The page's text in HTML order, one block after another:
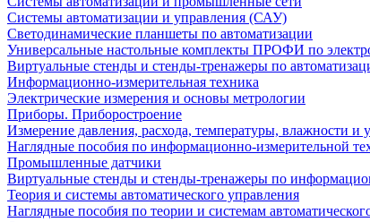
Системы автоматизации и управления (САУ)
Светодинамические планшеты по автоматизации
Универсальные настольные комплекты ПРОФИ по
Виртуальные стенды и стенды-тренажеры по
Информационно-измерительная техника
Электрические измерения и основы метрологии
Приборы. Приборостроение
Измерение давления, расхода, температуры, влажности и
Наглядные пособия по информационно-измерительной
Промышленные датчики
Виртуальные стенды и стенды-тренажеры по
Теория и системы автоматического управления
Наглядные пособия по теории и системам